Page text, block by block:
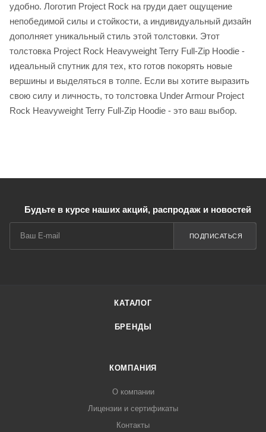
удобно. Логотип Project Rock на груди дает ощущение
непобедимой силы и стойкости, а индивидуальный дизайн
дополняет уникальный стиль этой толстовки. Этот
толстовка Project Rock Heavyweight Terry Full-Zip Hoodie -
идеальный спутник для тех, кто готов покорять новые
вершины и выделяться в толпе. Если вы хотите выразить
свою силу и личность, то толстовка Under Armour Project
Rock Heavyweight Terry Full-Zip Hoodie - это ваш выбор.
Будьте в курсе наших акций, распродаж и новостей
ПОДПИСАТЬСЯ
КАТАЛОГ
БРЕНДЫ
КОМПАНИЯ
О компании
Лицензии и сертификаты
Контакты